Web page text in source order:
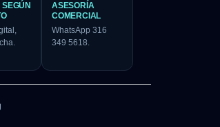
ASESORÍA
COMERCIAL
WhatsApp 316
349 5618.